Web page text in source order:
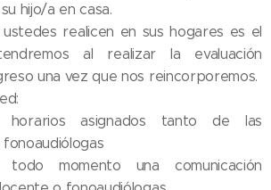
hijo/a en casa.
realicen en sus hogares es el
al realizar la evaluación
una vez que nos reincorporemos.
asignados tanto de las
momento una comunicación